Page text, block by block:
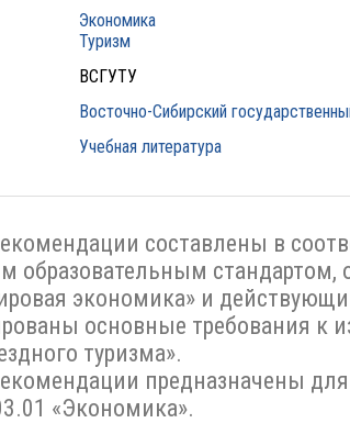
Экономика
Туризм
ВСГУТУ
Восточно-Сибирский
Учебная литература
составлены в
образовательным
экономика» и
основные требования к
туризма».
предназначены
«Экономика».